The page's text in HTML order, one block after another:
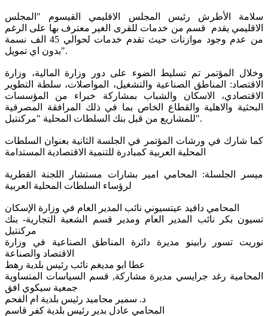
سلامة الأطرش رئيس المجلس الاقليمي القيسوم "المجلس
الاقليمي يقدم قسم من خدمات للقرى الغير معترف بها على الرغم
من عدم وجود موازنات حيث تقدم خدمات لحوالي 45 الف نسمة
بدون اي تمويل".
وخلال المؤتمر تم تسليط الضوء على دور وزارة المالية، وزارة
الاقتصاد: المناطق الصناعية والتشغيل، المواصلات، سلطة التطوير
الاقتصادي، الاسكان والشباب بمشاركة خبراء من المؤسسات
البحثية والاهلية والقطاع الخاص بما في ذلك المرافقة المصرفية
للمشاريع من قبل بنك السلطات المحلية "مركنتيل".
كما شارك في ورشات المؤتمر في الجلسة الثانية بعنوان السلطات
المحلية العربية كمبادرة للتنمية الاقتصادية المستدامة
ميسر الجلسلة: المحامي امير بشارات مستشار اللجنة القطرية
لرؤساء السلطات المحلية العربية
المحامي دافيد عيتسيوني نائب المدير العام في وزارة الإسكان
تسيون بكر نائب المدير العام ومدير قسم الشعبة التجارية- بنك
مركنتيل
نوريت تسور رابينو مديرة دائرة المناطق الصناعية في وزارة
الاقتصاد والصناعة
عطا ابو مديغم نائب رئيس بلدية رهط
المحامية رغد جرايسي مديرة مشاركة, قسم السياسات المتساوية
جمعية سيكوي افق
د. سمير محاميد رئيس بلدية ام الفحم
المحامي عادل بدير رئيس بلدية كفر قاسم